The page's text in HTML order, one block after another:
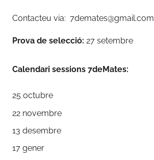
Contacteu via: 7demates@gmail.com
Prova de selecció: 27 setembre
Calendari sessions 7deMates:
25 octubre
22 novembre
13 desembre
17 gener